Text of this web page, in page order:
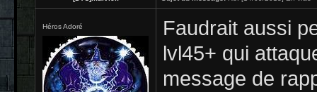
Héros Adoré
Faudrait aussi
lvl45+ qui
message de